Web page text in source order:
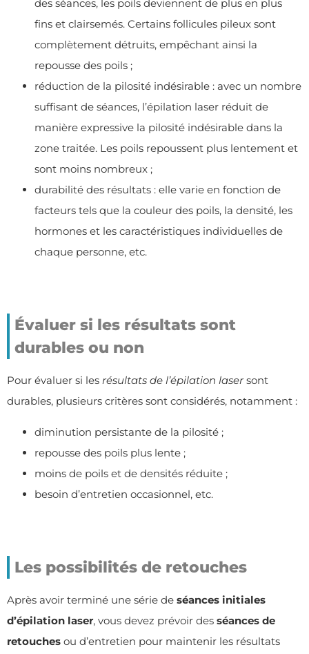
des séances, les poils deviennent de plus en plus
fins et clairsemés. Certains follicules pileux sont
complètement détruits, empêchant ainsi la
repousse des poils ;
réduction de la pilosité indésirable : avec un nombre
suffisant de séances, l’épilation laser réduit de
manière expressive la pilosité indésirable dans la
zone traitée. Les poils repoussent plus lentement et
sont moins nombreux ;
durabilité des résultats : elle varie en fonction de
facteurs tels que la couleur des poils, la densité, les
hormones et les caractéristiques individuelles de
chaque personne, etc.
Évaluer si les résultats sont
durables ou non
Pour évaluer si les résultats de l’épilation lasersont
durables, plusieurs critères sont considérés, notamment :
diminution persistante de la pilosité ;
repousse des poils plus lente ;
moins de poils et de densités réduite ;
besoin d’entretien occasionnel, etc.
Les possibilités de retouches
Après avoir terminé une série de séances initiales
d’épilation laser, vous devez prévoir des séances de
retouches ou d’entretien pour maintenir les résultats